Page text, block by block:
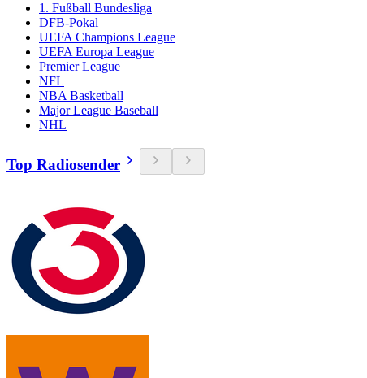
1. Fußball Bundesliga
DFB-Pokal
UEFA Champions League
UEFA Europa League
Premier League
NFL
NBA Basketball
Major League Baseball
NHL
Top Radiosender